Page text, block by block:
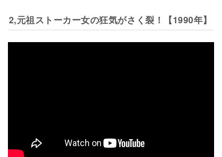
2,元祖ストーカー女の狂気がさく裂！【1990年】